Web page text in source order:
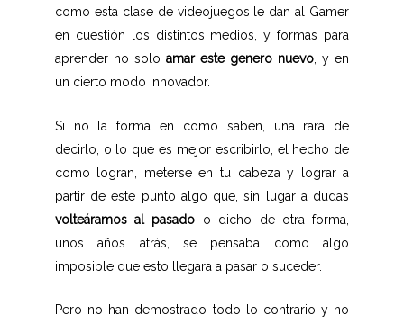
como esta clase de videojuegos le dan al Gamer
en cuestión los distintos medios, y formas para
aprender no solo amar este genero nuevo, y en
un cierto modo innovador.
Si no la forma en como saben, una rara de
decirlo, o lo que es mejor escribirlo, el hecho de
como logran, meterse en tu cabeza y lograr a
partir de este punto algo que, sin lugar a dudas
volteáramos al pasado o dicho de otra forma,
unos años atrás, se pensaba como algo
imposible que esto llegara a pasar o suceder.
Pero no han demostrado todo lo contrario y no